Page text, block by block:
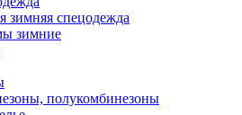
зимняя спецодежда
зимние
полукомбинезоны